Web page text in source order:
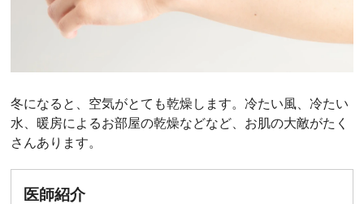
冬になると、空気がとても乾燥します。冷たい風、冷たい
水、暖房によるお部屋の乾燥などなど、お肌の大敵がたく
さんあります。
医師紹介